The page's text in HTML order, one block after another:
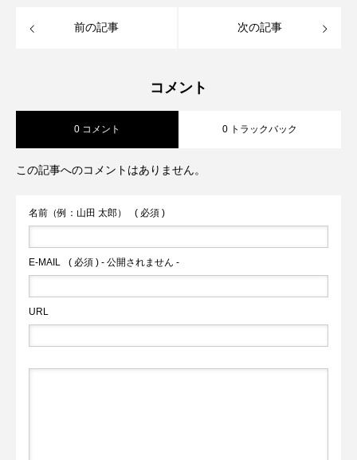
前の記事 次の記事
コメント
0 コメント 0 トラックバック
この記事へのコメントはありません。
名前（例：山田 太郎） ( 必須 )
E-MAIL ( 必須 ) - 公開されません -
URL